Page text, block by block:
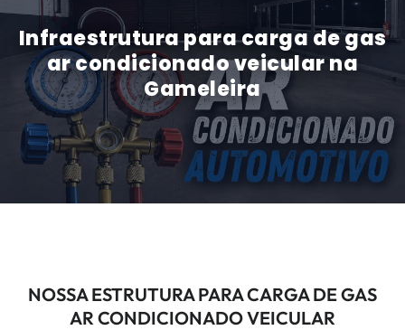
Infraestrutura para carga de gas
ar condicionado veicular na
Gameleira
NOSSA ESTRUTURA PARA CARGA DE GAS
AR CONDICIONADO VEICULAR